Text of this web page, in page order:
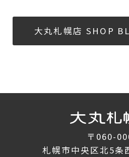
大丸札幌店 SHOP
〒060-
札幌市中央区北5条